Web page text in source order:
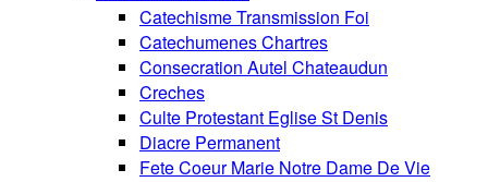
Catechisme Transmission Foi
Catechumenes Chartres
Consecration Autel Chateaudun
Creches
Culte Protestant Eglise St Denis
Diacre Permanent
Fete Coeur Marie Notre Dame De Vie